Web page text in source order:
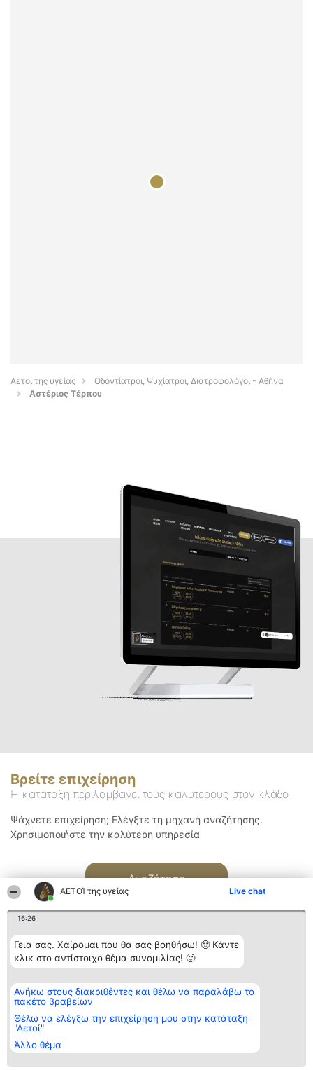
ΑΕΤΟΊ της υγείας Live chat
16:26
Γεια σας. Χαίρομαι που θα σας βοηθήσω! 🙂 Κάντε
κλικ στο αντίστοιχο θέμα συνομιλίας! 🙂
Ανήκω στους διακριθέντες και θέλω να παραλάβω το
πακέτο βραβείων
Θέλω να ελέγξω την επιχείρηση μου στην κατάταξη
"Αετοί"
Άλλο θέμα
Αετοί της υγείας
Οδοντίατροι, Ψυχίατροι, Διατροφολόγοι - Αθήνα
Αστέριος Τέρπου
Βρείτε επιχείρηση
Η κατάταξη περιλαμβάνει τους καλύτερους στον κλάδο
Ψάχνετε επιχείρηση; Ελέγξτε τη μηχανή αναζήτησης.
Χρησιμοποιήστε την καλύτερη υπηρεσία
Αναζήτηση
Διοργανωτής της
κατάταξης
BEAUTIFUL COMPANY
ΤΗΛ. ΕΠΙΚΟΙΝΩΝΙΑΣ:
2104128019
email:
aetoi@beautifulcompany.co
Κατάταξη
Διακριθέντες
των
διακριθέντων
προϋποθέσεις
Επικοινωνία
Επικοινωνία